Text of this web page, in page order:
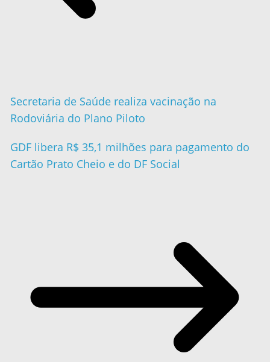
Secretaria de Saúde realiza vacinação na
Rodoviária do Plano Piloto
GDF libera R$ 35,1 milhões para pagamento do
Cartão Prato Cheio e do DF Social